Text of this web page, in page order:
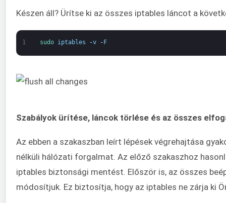
Készen áll? Ürítse ki az összes iptables láncot a
1 sudo iptables -v -F
Szabályok ürítése, láncok törlése és az összes
Az ebben a szakaszban leírt lépések végrehajtása
nélküli hálózati forgalmat. Az előző szakaszhoz
iptables biztonsági mentést. Először is, az összes
módosítjuk. Ez biztosítja, hogy az iptables ne zárja ki